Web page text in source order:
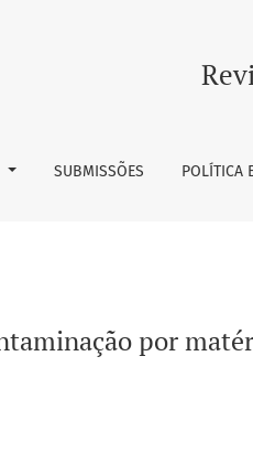
por matérias estranhas em
SUBMISSÕES POLÍTICA
por